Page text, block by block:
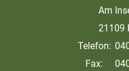
Am
21109
Telefon:
Fax: